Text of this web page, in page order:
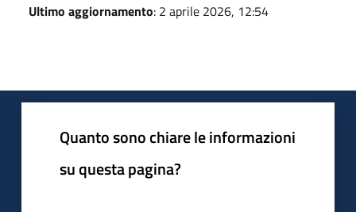
Ultimo aggiornamento: 2 aprile 2026, 12:54
Quanto sono chiare le informazioni
su questa pagina?